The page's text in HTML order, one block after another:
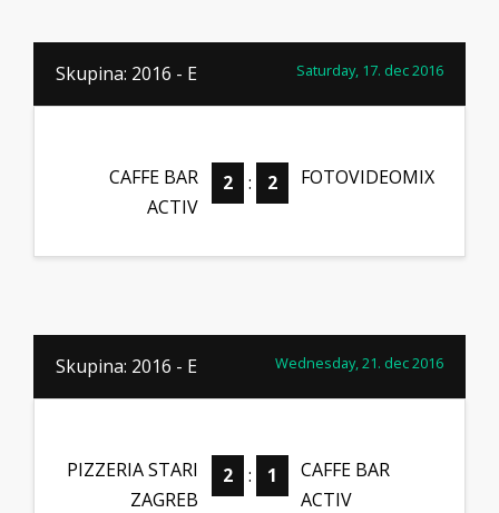
Skupina: 2016 - E Saturday, 17. dec 2016
CAFFE BAR
ACTIV
2 : 2 FOTOVIDEOMIX
Skupina: 2016 - E Wednesday, 21. dec 2016
PIZZERIA STARI
ZAGREB
2 : 1
CAFFE BAR
ACTIV